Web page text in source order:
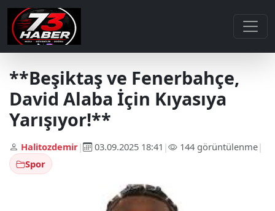
**Beşiktaş ve Fenerbahçe,
David Alaba İçin Kıyasıya
Yarışıyor!**
Halitozdemir| 03.09.2025 18:41 | 144 görüntülenme|
Spor